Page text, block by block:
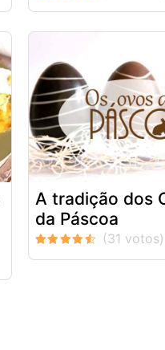
A tradição dos
da Páscoa